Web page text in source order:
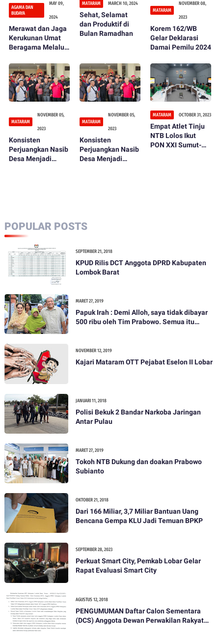
AGAMA DAN
BUDAYA
MAY 09,
2024
Merawat dan Jaga
Kerukunan Umat
Beragama Melalui
Seni dan Budaya
MATARAM MARCH 10, 2024
Sehat, Selamat
dan Produktif di
Bulan Ramadhan
MATARAM
NOVEMBER 08,
2023
Korem 162/WB
Gelar Deklarasi
Damai Pemilu 2024
MATARAM
NOVEMBER 05,
2023
Konsisten
Perjuangkan Nasib
Desa Menjadi
MATARAM
NOVEMBER 05,
2023
Konsisten
Perjuangkan Nasib
Desa Menjadi
MATARAM OCTOBER 31, 2023
Empat Atlet Tinju
NTB Lolos Ikut
PON XXI Sumut-
POPULAR POSTS
SEPTEMBER 21, 2018
KPUD Rilis DCT Anggota DPRD Kabupaten
Lombok Barat
MARET 27, 2019
Papuk Irah : Demi Alloh, saya tidak dibayar
500 ribu oleh Tim Prabowo. Semua itu
NOVEMBER 12, 2019
Kajari Mataram OTT Pejabat Eselon II Lobar
JANUARI 11, 2018
Polisi Bekuk 2 Bandar Narkoba Jaringan
Antar Pulau
MARET 27, 2019
Tokoh NTB Dukung dan doakan Prabowo
Subianto
OKTOBER 21, 2018
Dari 166 Miliar, 3,7 Miliar Bantuan Uang
Bencana Gempa KLU Jadi Temuan BPKP
SEPTEMBER 28, 2023
Perkuat Smart City, Pemkab Lobar Gelar
Rapat Evaluasi Smart City
AGUSTUS 12, 2018
PENGUMUMAN Daftar Calon Sementara
(DCS) Anggota Dewan Perwakilan Rakyat